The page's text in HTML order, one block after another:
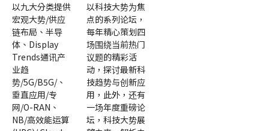
以九大分类提供
宏观大势/供应
链布局、半导
体、Display
Trends通讯产
业趋
势/5G/B5G/、
垂直应用/专
网/O-RAN、
NB/高效能运算
以科技大势为焦
点的系列论坛，
每年精心策划四
场围绕当前热门
议题的精彩活
动，探讨最新科
技趋势与创新应
用，此外，还有
一场年度重磅论
坛，科技大势展